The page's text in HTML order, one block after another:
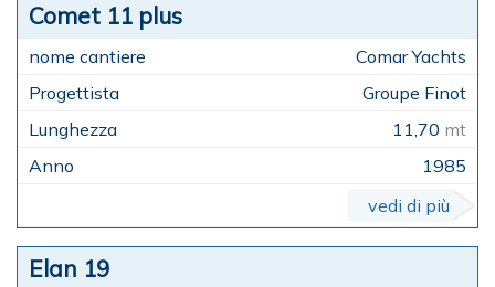
Comet 11 plus
Comar Yachts
Groupe Finot
11,70 mt
1985
vedi di più
Elan 19